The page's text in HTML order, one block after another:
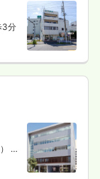
3分
徒